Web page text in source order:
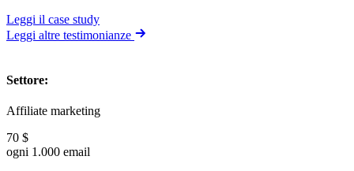
Leggi il case study
Leggi altre testimonianze
Settore:
Affiliate marketing
70 $
ogni 1.000 email